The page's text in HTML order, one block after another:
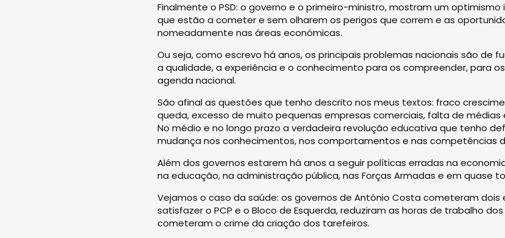
Finalmente o PSD: o governo e o primeiro-ministro, mostram um
que estão a cometer e sem olharem os perigos que correm e as
nomeadamente nas áreas económicas.
Ou seja, como escrevo há anos, os principais problemas nacionais são de
a qualidade, a experiência e o conhecimento para os compreender, para
agenda nacional.
São afinal as questões que tenho descrito nos meus textos: fraco
queda, excesso de muito pequenas empresas comerciais, falta de médias
No médio e no longo prazo a verdadeira revolução educativa que tenho
mudança nos conhecimentos, nos comportamentos e nas competências
Além dos governos estarem há anos a seguir políticas erradas na
na educação, na administração pública, nas Forças Armadas e em quase
Vejamos o caso da saúde: os governos de António Costa cometeram dois
satisfazer o PCP e o Bloco de Esquerda, reduziram as horas de trabalho
cometeram o crime da criação dos tarefeiros.